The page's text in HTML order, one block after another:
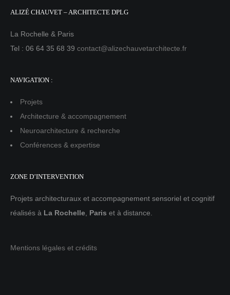
ALIZÉ CHAUVET – ARCHITECTE DPLG
La Rochelle & Paris
Tel : 06 64 35 68 39 contact@alizechauvetarchitecte.fr
NAVIGATION :
Projets
Architecture & accompagnement
Neuroarchitecture & recherche
Conférences & expertise
ZONE D’INTERVENTION
Projets architecturaux et accompagnement sensoriel et cognitif
réalisés à La Rochelle Paris et à distance.
Mentions légales et crédits